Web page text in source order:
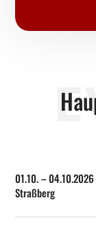
01.10. –
Straßberg